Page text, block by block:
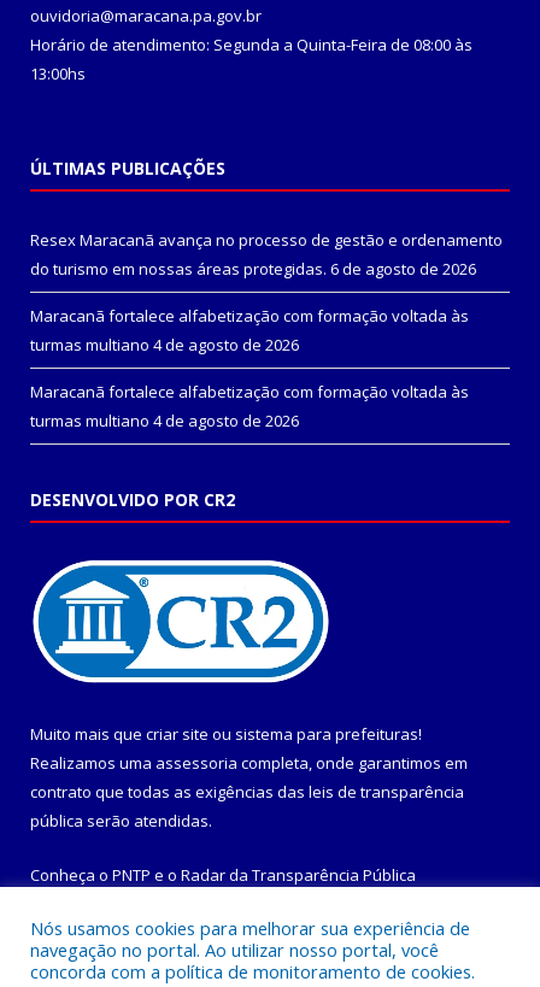
ouvidoria@maracana.pa.gov.br
Horário de atendimento: Segunda a Quinta-Feira de 08:00 às
13:00hs
ÚLTIMAS PUBLICAÇÕES
Resex Maracanã avança no processo de gestão e ordenamento
do turismo em nossas áreas protegidas. 6 de agosto de 2026
Maracanã fortalece alfabetização com formação voltada às
turmas multiano 4 de agosto de 2026
Maracanã fortalece alfabetização com formação voltada às
turmas multiano 4 de agosto de 2026
DESENVOLVIDO POR CR2
Muito mais que criar site ou sistema para prefeituras!
Realizamos uma assessoria completa, onde garantimos em
contrato que todas as exigências das leis de transparência
pública serão atendidas.
Conheça o PNTP e o Radar da Transparência Pública
Nós usamos cookies para melhorar sua experiência de
navegação no portal. Ao utilizar nosso portal, você
concorda com a política de monitoramento de cookies.